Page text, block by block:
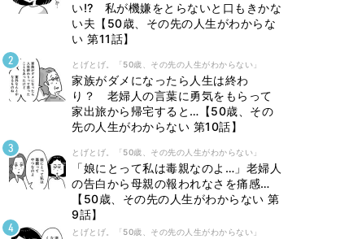
い⁉ 私が機嫌をとらないと口もきかな
い夫【50歳、その先の人生がわからな
い 第11話】
とげとげ。「50歳、その先の人生がわからない」
家族がダメになったら人生は終わ
り？ 老婦人の言葉に勇気をもらって
家出旅から帰宅すると…【50歳、その
先の人生がわからない 第10話】
とげとげ。「50歳、その先の人生がわからない」
「娘にとって私は毒親なのよ…」老婦人
の告白から母親の報われなさを痛感…
【50歳、その先の人生がわからない 第
9話】
とげとげ。「50歳、その先の人生がわからない」